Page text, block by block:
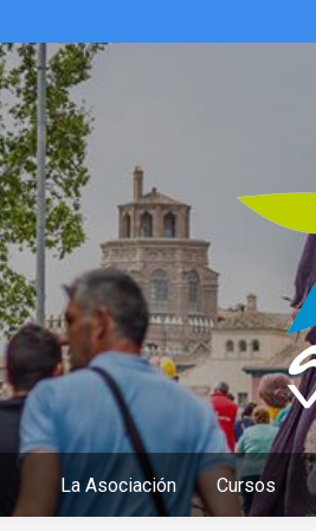
La Asociación Cursos